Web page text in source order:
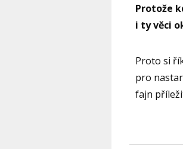
Protože
i ty věci
Proto si
pro
fajn